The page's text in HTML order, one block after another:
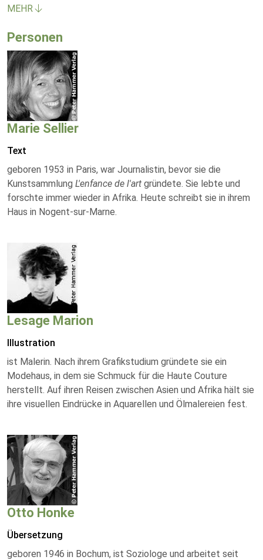
MEHR
Personen
Marie Sellier
Text
geboren 1953 in Paris, war Journalistin, bevor sie die
Kunstsammlung L'enfance de l'art gründete. Sie lebte und
forschte immer wieder in Afrika. Heute schreibt sie in ihrem
Haus in Nogent-sur-Marne.
Lesage Marion
Illustration
ist Malerin. Nach ihrem Grafikstudium gründete sie ein
Modehaus, in dem sie Schmuck für die Haute Couture
herstellt. Auf ihren Reisen zwischen Asien und Afrika hält sie
ihre visuellen Eindrücke in Aquarellen und Ölmalereien fest.
Otto Honke
Übersetzung
geboren 1946 in Bochum, ist Soziologe und arbeitet seit